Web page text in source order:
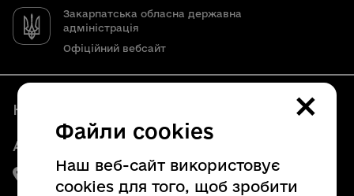
Закарпатська обласна державна
адміністрація
Офіційний вебсайт
Наші контакти
Адреса:
88008, м. Ужгород, пл. Народна, 4
×
Файли cookies
Наш веб-сайт використовує
cookies для того, щоб зробити